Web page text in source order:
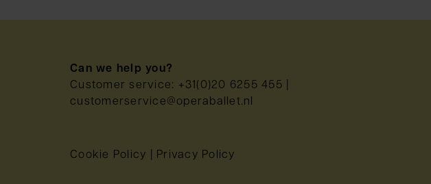
Can we help you?
Customer service: +31(0)20 6255 455
customerservice@operaballet.nl
Cookie Policy Privacy Policy